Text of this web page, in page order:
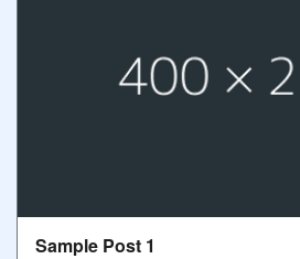
Sample Post 1